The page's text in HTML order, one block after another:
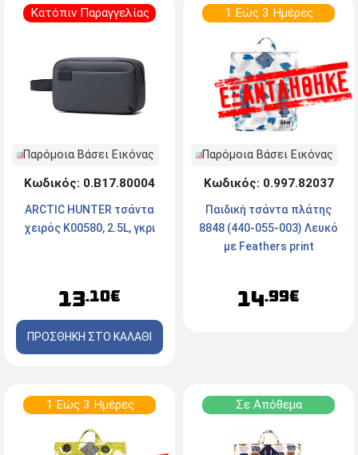
Κατόπιν Παραγγελίας
Παρόμοια Βάσει Εικόνας
Κωδικός: 0.Β17.80004
ARCTIC HUNTER τσάντα
χειρός K00580, 2.5L, γκρι
13.10€
ΠΡΟΣΘΗΚΗ ΣΤΟ ΚΑΛΑΘΙ
1 Εώς 3 Ημέρες
Παρόμοια Βάσει Εικόνας
Κωδικός: 0.997.82037
Παιδική τσάντα πλάτης
8848 (440-055-003) Λευκό
με Feathers print
14.99€
1 Εώς 3 Ημέρες Σε Απόθεμα